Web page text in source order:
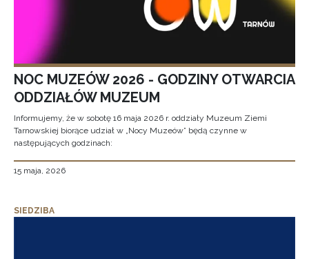
NOC MUZEÓW 2026 - GODZINY OTWARCIA
ODDZIAŁÓW MUZEUM
Informujemy, że w sobotę 16 maja 2026 r. oddziały Muzeum Ziemi
Tarnowskiej biorące udział w „Nocy Muzeów” będą czynne w
następujących godzinach:
15 maja, 2026
SIEDZIBA